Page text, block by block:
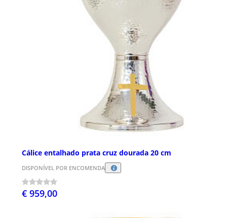
Cálice entalhado prata cruz dourada 20 cm
DISPONÍVEL POR ENCOMENDA
€ 959,00